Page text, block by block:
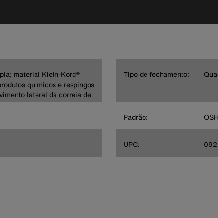
material Klein-Kord®
químicos e respingos
lateral da correia de
Tipo de fechamento:
Padrão:
UPC: